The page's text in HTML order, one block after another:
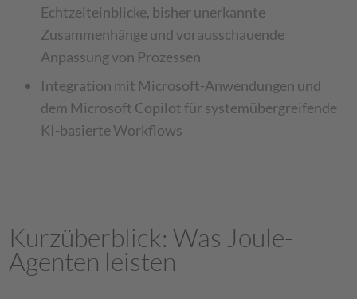
Echtzeiteinblicke, bisher unerkannte
Zusammenhänge und vorausschauende
Anpassung von Prozessen
Integration mit Microsoft-Anwendungen und
dem Microsoft Copilot für systemübergreifende
KI-basierte Workflows
Kurzüberblick: Was Joule-
Agenten leisten